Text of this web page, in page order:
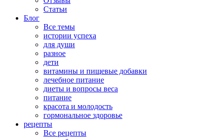
Статьи
Блог
Все темы
истории успеха
для души
разное
дети
витамины и пищевые добавки
лечебное питание
диеты и вопросы веса
питание
красота и молодость
гормональное здоровье
рецепты
Все рецепты